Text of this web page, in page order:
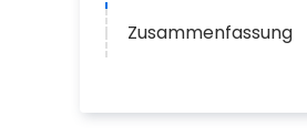
Zusammenfassung